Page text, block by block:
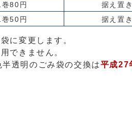
巻80円
据え置き
巻50円 据え置き
に変更します。
できません。
透明のごみ袋の交換は平成27